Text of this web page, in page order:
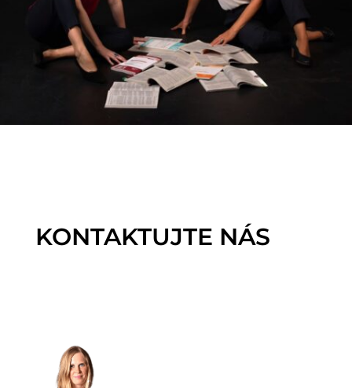
KONTAKTUJTE NÁS